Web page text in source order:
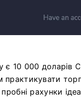
є 10 000
практикувати
рахунки